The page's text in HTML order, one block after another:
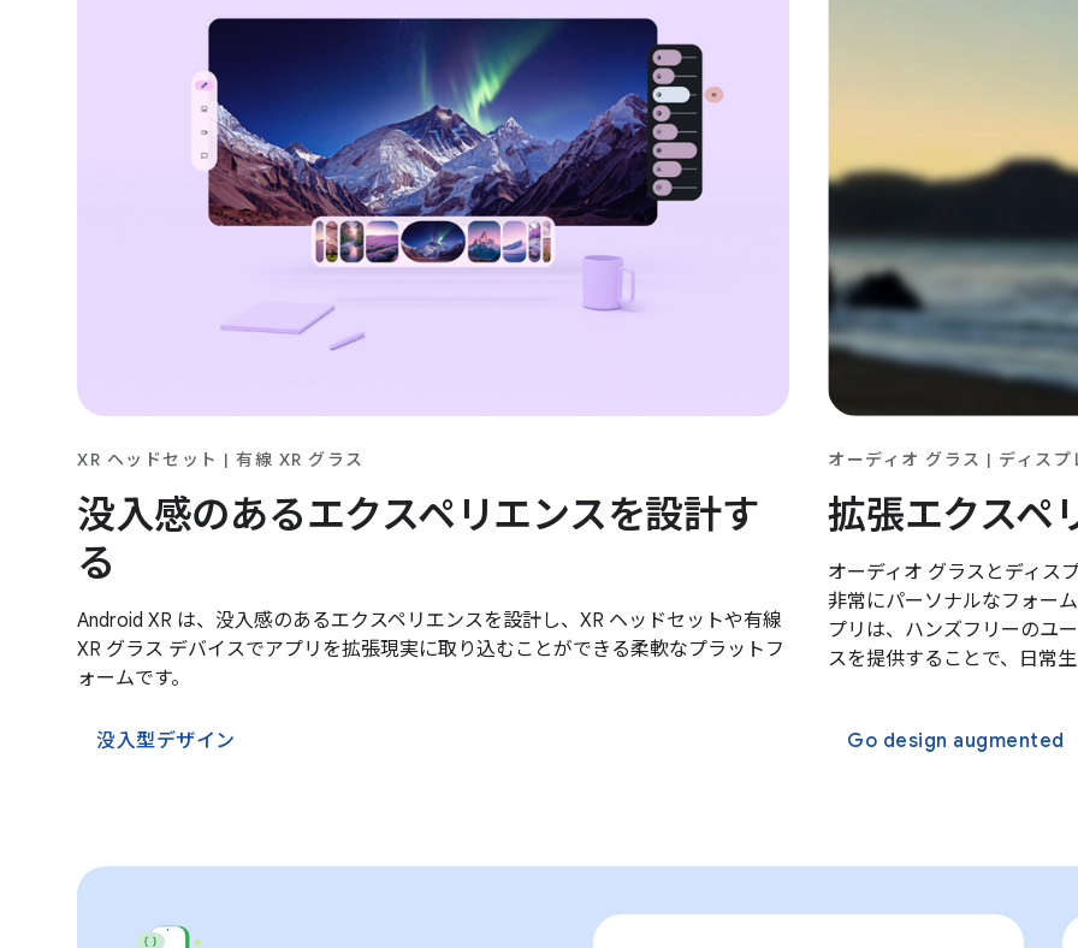
XR ヘッドセット | 有線 XR グラス
没入感のあるエクスペリエンスを設計す
る
Android XR は、没入感のあるエクスペリエンスを設計し、XR ヘッドセットや有線
XR グラス デバイスでアプリを拡張現実に取り込むことができる柔軟なプラットフ
ォームです。
没入型デザイン
オーディオ グラス | ディス
拡張エクスペ
オーディオ グラスとディス
非常にパーソナルなフォー
プリは、ハンズフリーのユ
スを提供することで、日常
Go design augmented